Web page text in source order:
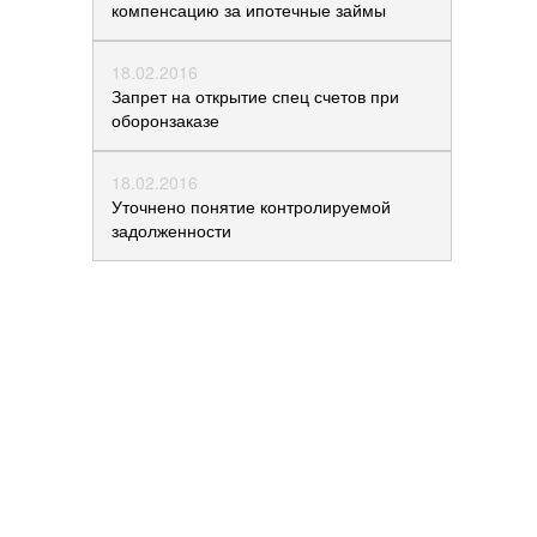
компенсацию за ипотечные займы
18.02.2016
Запрет на открытие спец счетов при
оборонзаказе
18.02.2016
Уточнено понятие контролируемой
задолженности